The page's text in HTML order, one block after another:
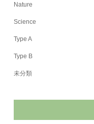
Nature
Science
Type A
Type B
未分類